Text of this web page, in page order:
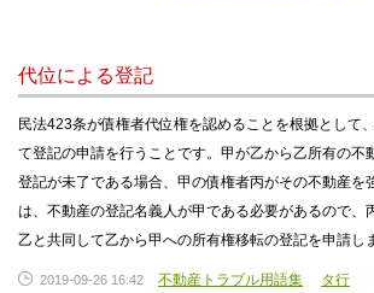
代位による登記
民法423条が債権者代位権を認めることを根拠として
て登記の申請を行うことです。甲が乙から乙所有の不
登記が未了である場合、甲の債権者丙がその不動産を
は、不動産の登記名義人が甲である必要があるので、
乙と共同して乙から甲への所有権移転の登記を申請し
2019-09-26 16:42 不動産トラブル用語集 タ行